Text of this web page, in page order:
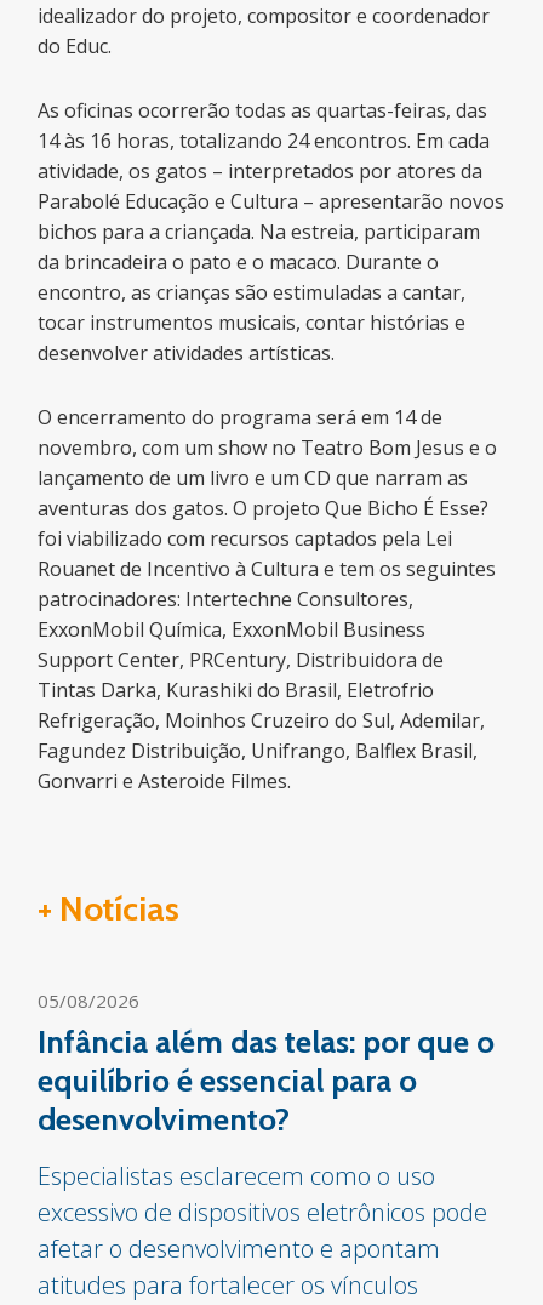
idealizador do projeto, compositor e coordenador
do Educ.
As oficinas ocorrerão todas as quartas-feiras, das
14 às 16 horas, totalizando 24 encontros. Em cada
atividade, os gatos – interpretados por atores da
Parabolé Educação e Cultura – apresentarão novos
bichos para a criançada. Na estreia, participaram
da brincadeira o pato e o macaco. Durante o
encontro, as crianças são estimuladas a cantar,
tocar instrumentos musicais, contar histórias e
desenvolver atividades artísticas.
O encerramento do programa será em 14 de
novembro, com um show no Teatro Bom Jesus e o
lançamento de um livro e um CD que narram as
aventuras dos gatos. O projeto Que Bicho É Esse?
foi viabilizado com recursos captados pela Lei
Rouanet de Incentivo à Cultura e tem os seguintes
patrocinadores: Intertechne Consultores,
ExxonMobil Química, ExxonMobil Business
Support Center, PRCentury, Distribuidora de
Tintas Darka, Kurashiki do Brasil, Eletrofrio
Refrigeração, Moinhos Cruzeiro do Sul, Ademilar,
Fagundez Distribuição, Unifrango, Balflex Brasil,
Gonvarri e Asteroide Filmes.
+ Notícias
05/08/2026
Infância além das telas: por que o
equilíbrio é essencial para o
desenvolvimento?
Especialistas esclarecem como o uso
excessivo de dispositivos eletrônicos pode
afetar o desenvolvimento e apontam
atitudes para fortalecer os vínculos